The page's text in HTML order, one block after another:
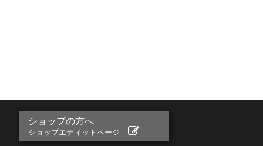
ショップの方へ
ショップエディットページ